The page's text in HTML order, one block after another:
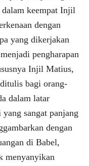
dalam keempat Injil
dengan
yang dikerjakan
pengharapan
Injil Matius,
bagi orang-
dalam latar
sangat panjang
dengan
di Babel,
menyanyikan